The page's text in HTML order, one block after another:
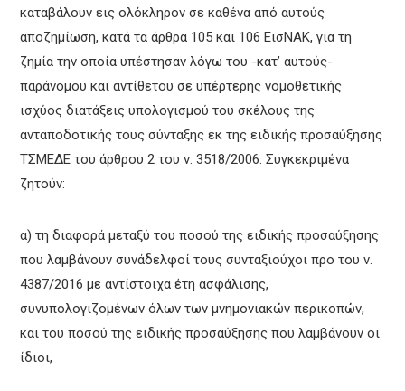
καταβάλουν εις ολόκληρον σε καθένα από αυτούς
αποζημίωση, κατά τα άρθρα 105 και 106 ΕισΝΑΚ, για τη
ζημία την οποία υπέστησαν λόγω του -κατ’ αυτούς-
παράνομου και αντίθετου σε υπέρτερης νομοθετικής
ισχύος διατάξεις υπολογισμού του σκέλους της
ανταποδοτικής τους σύνταξης εκ της ειδικής προσαύξησης
ΤΣΜΕΔΕ του άρθρου 2 του ν. 3518/2006. Συγκεκριμένα
ζητούν:
α) τη διαφορά μεταξύ του ποσού της ειδικής προσαύξησης
που λαμβάνουν συνάδελφοί τους συνταξιούχοι προ του ν.
4387/2016 με αντίστοιχα έτη ασφάλισης,
συνυπολογιζομένων όλων των μνημονιακών περικοπών,
και του ποσού της ειδικής προσαύξησης που λαμβάνουν οι
ίδιοι,